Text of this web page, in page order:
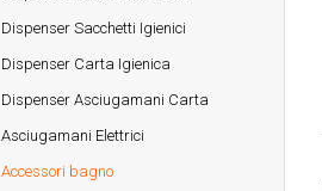
Dispenser Sacchetti Igienici
Dispenser Carta Igienica
Dispenser Asciugamani Carta
Asciugamani Elettrici
Accessori bagno